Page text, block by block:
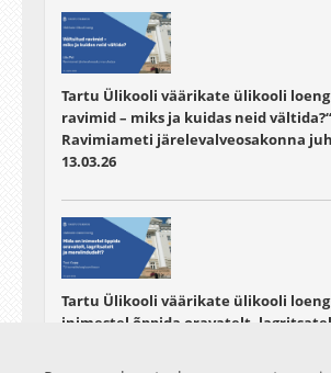
Tartu Ülikooli väärikate ülikooli
ravimid – miks ja kuidas neid
Ravimiameti järelevalveosakonna
13.03.26
Tartu Ülikooli väärikate ülikooli loeng
inimestel õppida oravatelt,
professor)